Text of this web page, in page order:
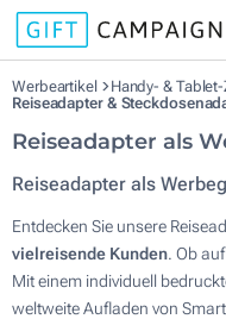
Werbeartikel
Handy- &
Reiseadapter &
Reiseadapter als
Reiseadapter als
Entdecken Sie unsere
vielreisende Kunden. Ob
Mit einem individuell
weltweite Aufladen von